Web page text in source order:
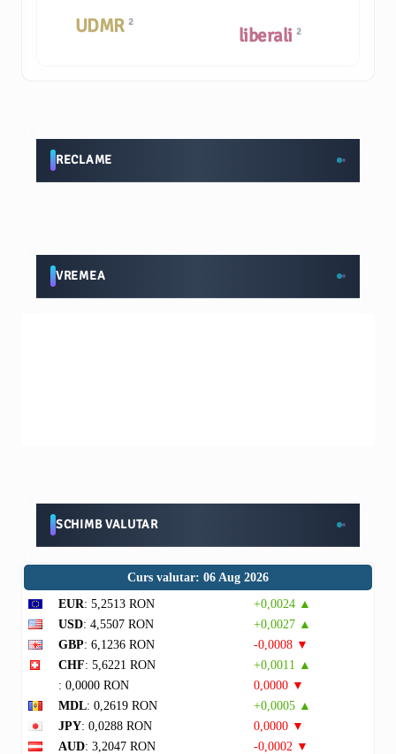
liberali 2
UDMR 2
RECLAME
VREMEA
SCHIMB VALUTAR
Curs valutar: 06 Aug 2026
EUR: 5,2513 RON
+0,0024 ▲
USD: 4,5507 RON
+0,0027 ▲
GBP: 6,1236 RON
-0,0008 ▼
CHF: 5,6221 RON
+0,0011 ▲
: 0,0000 RON
0,0000 ▼
MDL: 0,2619 RON
+0,0005 ▲
JPY: 0,0288 RON
0,0000 ▼
AUD: 3,2047 RON
-0,0002 ▼